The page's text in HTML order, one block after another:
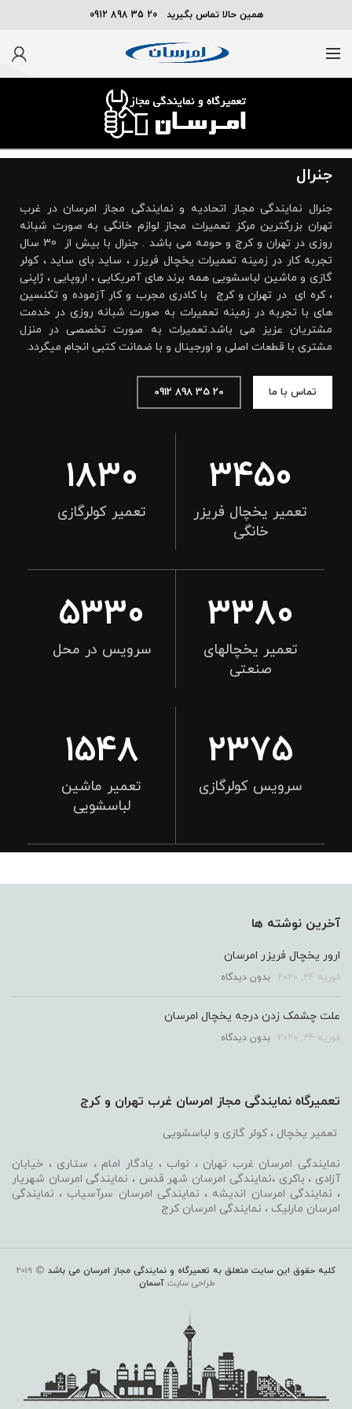
همین حالا تماس بگیرید 20 35 898 0912
جنرال
جنرال نمایندگی مجاز اتحادیه و نمایندگی مجاز امرسان در غرب
تهران بزرگترین مرکز تعمیرات مجاز لوازم خانگی به صورت شبانه
روزی در تهران و کرج و حومه می باشد . جنرال با بیش از 30 سال
تجربه کار در زمینه تعمیرات یخچال فریزر ، ساید بای ساید ، کولر
گازی و ماشین لباسشویی همه برند های آمریکایی ، اروپایی ، ژاپنی
، کره ای در تهران و کرج با کادری مجرب و کار آزموده و تکنسین
های با تجربه در زمینه تعمیرات به صورت شبانه روزی در خدمت
مشتریان عزیز می باشد.تعمیرات به صورت تخصصی در منزل
مشتری با قطعات اصلی و اورجینال و با ضمانت کتبی انجام میگردد.
تماس با ما 20 35 898 0912
1830
تعمیر کولرگازی
3450
تعمیر یخچال فریزر
خانگی
5330
سرویس در محل
3380
تعمیر یخچالهای
صنعتی
1625
تعمیر ماشین
لباسشویی
2493
سرویس کولرگازی
آخرین نوشته ها
ارور یخچال فریزر امرسان
فوریه 24, 2020 بدون دیدگاه
علت چشمک زدن درجه یخچال امرسان
فوریه 24, 2020 بدون دیدگاه
تعمیرگاه نمایندگی مجاز امرسان غرب تهران و کرج
تعمیر یخچال ، کولر گازی و لباسشویی
نمایندگی امرسان غرب تهران ، نواب ، یادگار امام ، ستاری ، خیابان
آزادی ، باکری ،نمایندگی امرسان شهر قدس ، نمایندگی امرسان شهریار
، نمایندگی امرسان اندیشه ، نمایندگی امرسان سرآسیاب ، نمایندگی
امرسان مارلیک ، نمایندگی امرسان کرج
کلیه حقوق این سایت متعلق به تعمیرگاه و نمایندگی مجاز امرسان می باشد
2019
طراحی سایت آسمان.